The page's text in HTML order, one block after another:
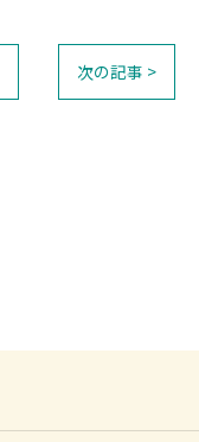
次の記事 >